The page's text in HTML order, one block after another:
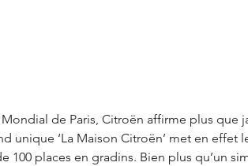
de Paris, Citroën affirme plus que
unique ‘La Maison Citroën’ met en
100 places en gradins. Bien plus qu’un